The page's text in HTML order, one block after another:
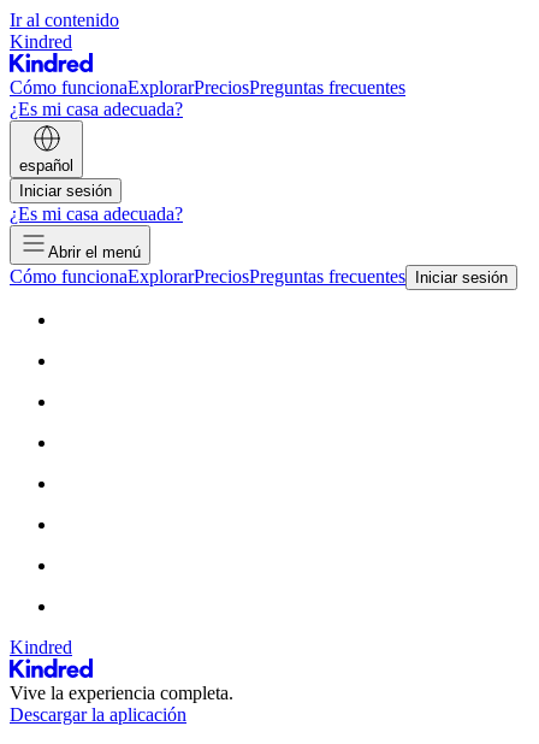
Ir al contenido
Kindred
Cómo funcionaExplorarPreciosPreguntas frecuentes
¿Es mi casa adecuada?
español
Iniciar sesión
¿Es mi casa adecuada?
Abrir el menú
Cómo funcionaExplorarPreciosPreguntas frecuentes Iniciar sesión
Kindred
Vive la experiencia completa.
Descargar la aplicación